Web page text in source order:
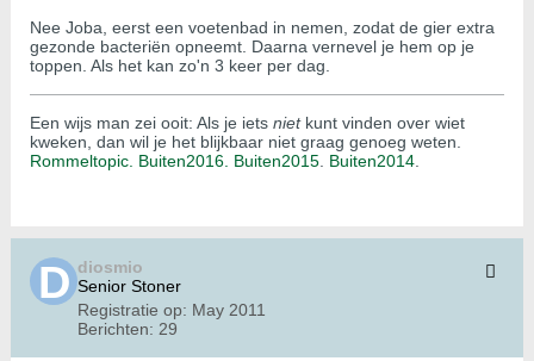
Nee Joba, eerst een voetenbad in nemen, zodat de gier extra
gezonde bacteriën opneemt. Daarna vernevel je hem op je
toppen. Als het kan zo'n 3 keer per dag.
Een wijs man zei ooit: Als je iets nietkunt vinden over wiet
kweken, dan wil je het blijkbaar niet graag genoeg weten.
Rommeltopic. Buiten2016. Buiten2015 Buiten2014
diosmio
Senior Stoner
Registratie op: May 2011
Berichten: 29